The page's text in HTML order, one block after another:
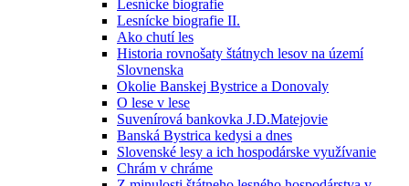
Lesnícke biografie
Lesnícke biografie II.
Ako chutí les
Historia rovnošaty štátnych lesov na území
Slovnenska
Okolie Banskej Bystrice a Donovaly
O lese v lese
Suvenírová bankovka J.D.Matejovie
Banská Bystrica kedysi a dnes
Slovenské lesy a ich hospodárske využívanie
Chrám v chráme